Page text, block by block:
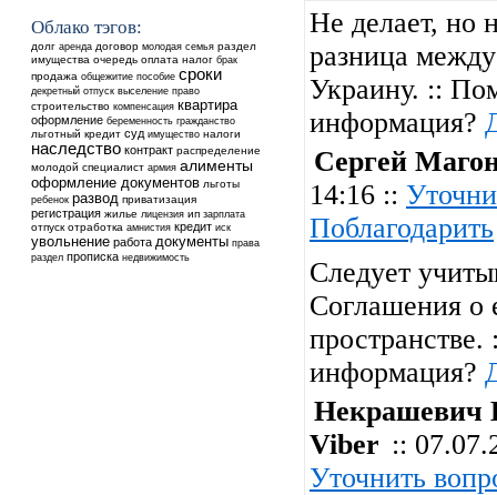
Облако тэгов:
долг аренда договор молодая семья раздел
имущества очередь оплата налог брак
продажа общежитие пособие сроки
декретный отпуск выселение право
строительство компенсация квартира
оформление беременность гражданство
льготный кредит суд имущество налоги
наследство контракт распределение
молодой специалист армия алименты
оформление документов льготы
ребенок развод приватизация
регистрация жилье лицензия ип зарплата
отпуск отработка амнистия кредит иск
увольнение работа документы права
раздел прописка недвижимость
Не делает, но
разница
Украину. ::
информация?
Сергей
14:16 ::
Поблагодарить
Следует
Соглашения о
информация?
Некрашевич
Viber ::
Уточнить